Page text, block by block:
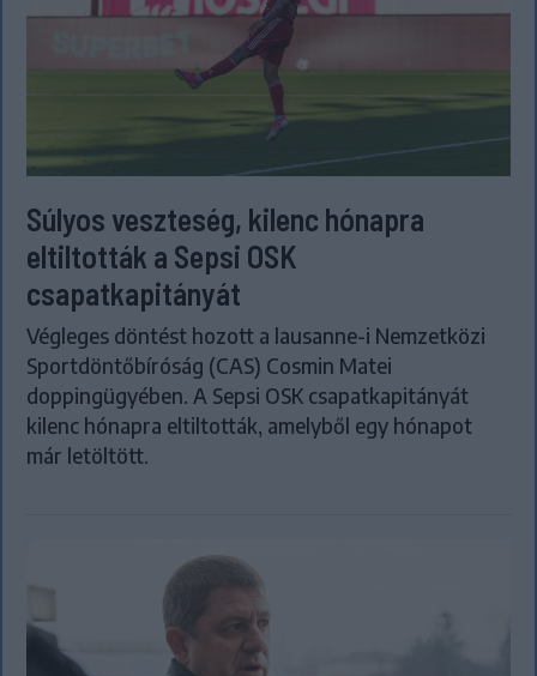
Súlyos veszteség, kilenc hónapra
eltiltották a Sepsi OSK
csapatkapitányát
Végleges döntést hozott a lausanne-i Nemzetközi
Sportdöntőbíróság (CAS) Cosmin Matei
doppingügyében. A Sepsi OSK csapatkapitányát
kilenc hónapra eltiltották, amelyből egy hónapot
már letöltött.